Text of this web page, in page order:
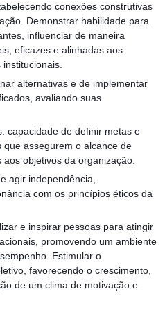
conexões construtivas
Demonstrar habilidade para
influenciar de maneira
eficazes e alinhadas aos
alternativas e de implementar
avaliando suas
capacidade de definir metas e
assegurem o alcance de
objetivos da organização.
agir independência,
com os princípios éticos da
e inspirar pessoas para atingir
promovendo um ambiente
Estimular o
favorecendo o crescimento,
de um clima de motivação e